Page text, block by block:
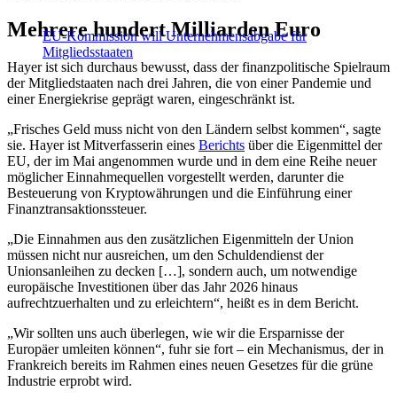
EU-Kommission will Unternehmensabgabe für
Mitgliedsstaaten
Mehrere hundert Milliarden Euro
Hayer ist sich durchaus bewusst, dass der finanzpolitische Spielraum
der Mitgliedstaaten nach drei Jahren, die von einer Pandemie und
einer Energiekrise geprägt waren, eingeschränkt ist.
„Frisches Geld muss nicht von den Ländern selbst kommen“, sagte
sie. Hayer ist Mitverfasserin eines Berichts über die Eigenmittel der
EU, der im Mai angenommen wurde und in dem eine Reihe neuer
möglicher Einnahmequellen vorgestellt werden, darunter die
Besteuerung von Kryptowährungen und die Einführung einer
Finanztransaktionssteuer.
„Die Einnahmen aus den zusätzlichen Eigenmitteln der Union
müssen nicht nur ausreichen, um den Schuldendienst der
Unionsanleihen zu decken […], sondern auch, um notwendige
europäische Investitionen über das Jahr 2026 hinaus
aufrechtzuerhalten und zu erleichtern“, heißt es in dem Bericht.
„Wir sollten uns auch überlegen, wie wir die Ersparnisse der
Europäer umleiten können“, fuhr sie fort – ein Mechanismus, der in
Frankreich bereits im Rahmen eines neuen Gesetzes für die grüne
Industrie erprobt wird.